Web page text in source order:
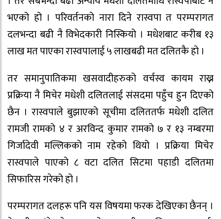
भएको हो । परिवर्तनको नारा दिने रास्वपा त परम्परागत
दलभन्दा बढी नै विभेदकारी निस्कियो । मधेशबाट करीब १३
लाख मत पाएका रास्वपालाई ५ लाखबढी मत दलितकै हो ।
तर समानुपातिकमा खसवादीहरुको वर्चस्व कायम राख्न
प्रक्रिया नै मिचेर मधेशी दलितलाई संसदमा पहुँच हुन दिएको
छैन । रास्वपाले बुझाएको सूचीमा दलिततर्फ मधेशी दलित
रामजी रामको ४ र अरविन्द कुमार रामको ७ र १३ नम्बरमा
गिर्जादेवी मल्लिकको नाम रहेको थियो । प्रक्रिया मिचेर
रास्वपाले पाएको ८ वटा दलित सिटमा पहाडी दलितमा
सिफारिस गरेको हो ।
परम्परागत दलहरू पनि यस विषयमा फरक देखिएका छैनन् ।